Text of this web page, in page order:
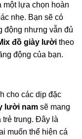
một lựa chọn hoàn
nhẹ. Bạn sẽ có
động nhưng vẫn đủ
đồ giày lười theo
động của bạn.
cho các dịp đặc
lười nam sẽ mang
trẻ trung. Đây là
muốn thể hiện cá